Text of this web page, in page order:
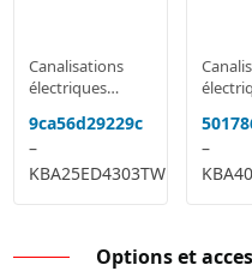
Canalisations
électriques
9ca56d29229c
–
KBA25ED4303TW
–
Options et